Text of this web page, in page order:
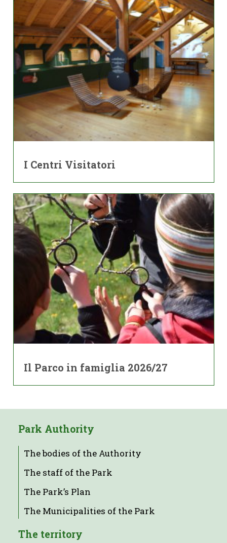
I Centri Visitatori
Il Parco in famiglia 2026/27
Park Authority
The bodies of the Authority
The staff of the Park
The Park’s Plan
The Municipalities of the Park
The territory